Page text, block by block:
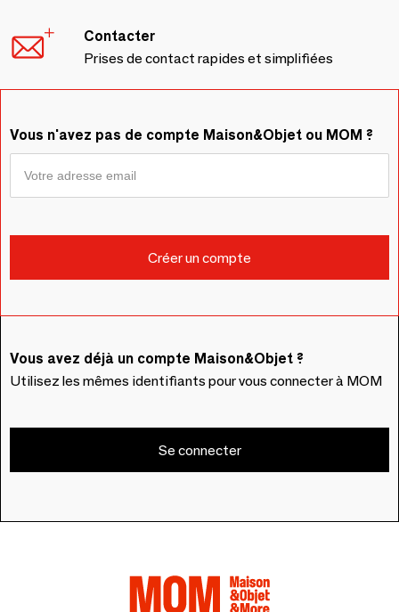
Contacter
Prises de contact rapides et simplifiées
Vous n'avez pas de compte Maison&Objet ou MOM ?
Vous avez déjà un compte Maison&Objet ?
Utilisez les mêmes identifiants pour vous connecter à MOM
Se connecter